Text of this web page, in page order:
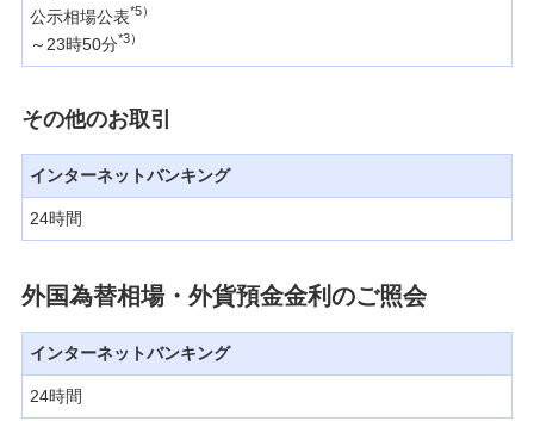
公示相場公表*5）
～23時50分*3）
その他のお取引
インターネットバンキング
24時間
外国為替相場・外貨預金金利のご照会
インターネットバンキング
24時間